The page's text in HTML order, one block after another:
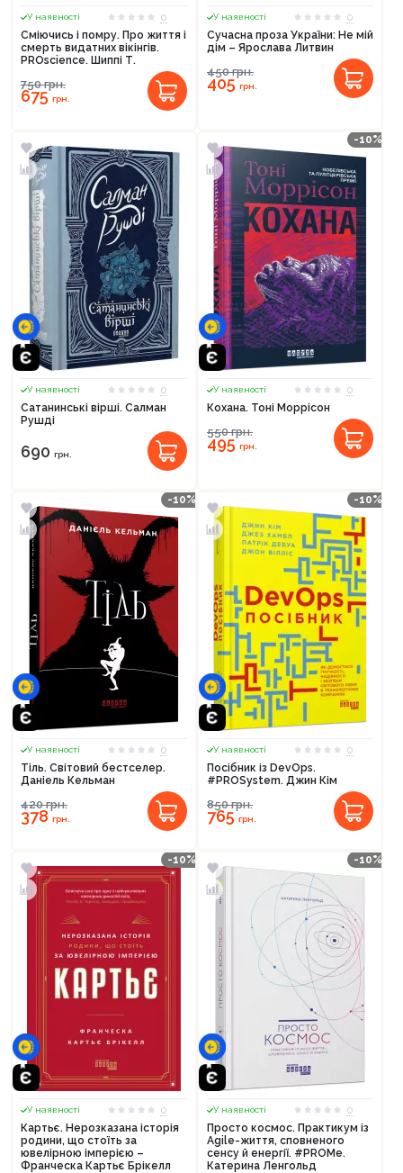
У наявності
0
Сміючись і помру. Про життя і
смерть видатних вікінгів.
PROscience. Шиппі Т.
750грн.
675грн.
У наявності
0
Сучасна проза України: Не мій
дім – Ярослава Литвин
450грн.
405грн.
У наявності
0
Сатанинські вірші. Салман
Рушді
690 грн.
-10%
У наявності
0
Кохана. Тоні Моррісон
550грн.
495грн.
-10%
У наявності
0
Тіль. Світовий бестселер.
Даніель Кельман
420грн.
378грн.
-10%
У наявності
0
Посібник із DevOps.
#PROSystem. Джин Кім
850грн.
765грн.
-10%
У наявності
0
Картьє. Нерозказана історія
родини, що стоїть за
ювелірною імперією –
Франческа Картьє Брікелл
-10%
У наявності
0
Просто космос. Практикум із
Agile-життя, сповненого
сенсу й енергії. #PROMe.
Катерина Ленгольд